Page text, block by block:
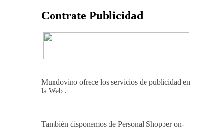
Contrate Publicidad
Mundovino ofrece los servicios de publicidad en
la Web .
También disponemos de Personal Shopper on-